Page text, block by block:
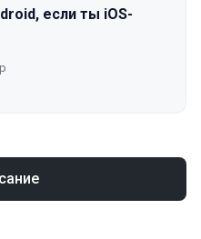
если ты iOS-